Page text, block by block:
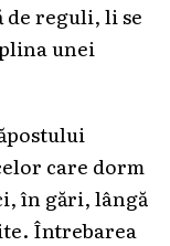
reguli, li se
unei
care dorm
în gări, lângă
Întrebarea